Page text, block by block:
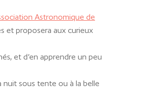
Astronomique de
et proposera aux curieux
et d’en apprendre un peu
sous tente ou à la belle